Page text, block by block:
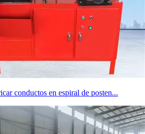
conductos en espiral de posten...